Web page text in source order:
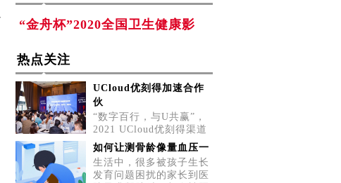
“金舟杯”2020全国卫生健康影
热点关注
UCloud优刻得加速合作
伙
“数字百行，与U共赢”，
2021 UCloud优刻得渠道
招募会五城巡展第二站，
5月2
如何让测骨龄像量血压一
生活中，很多被孩子生长
发育问题困扰的家长到医